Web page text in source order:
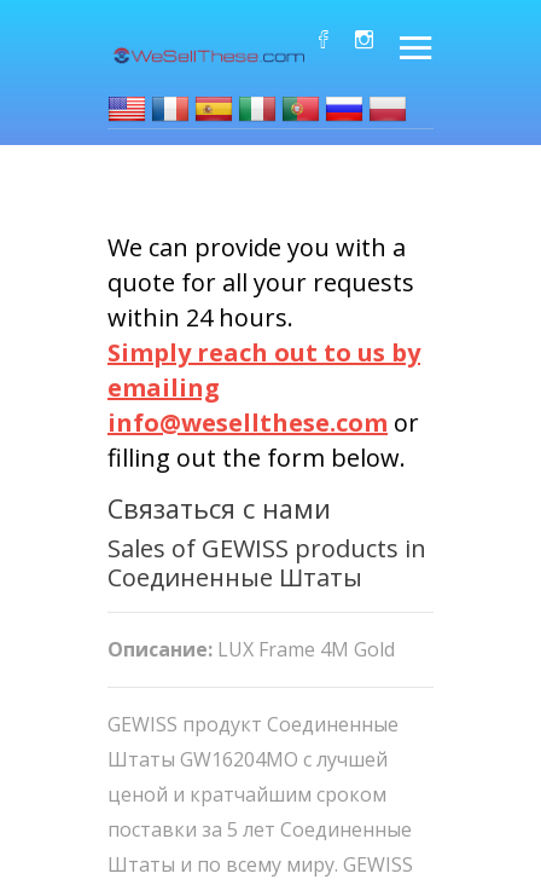
We can provide you with a
quote for all your requests
within 24 hours.
Simply reach out to us by
emailing
info@wesellthese.com or
filling out the form below.
Связаться с нами
Sales of GEWISS products in
Соединенные Штаты
Описание: LUX Frame 4M Gold
GEWISS продукт Соединенные
Штаты GW16204MO с лучшей
ценой и кратчайшим сроком
поставки за 5 лет Соединенные
Штаты и по всему миру. GEWISS